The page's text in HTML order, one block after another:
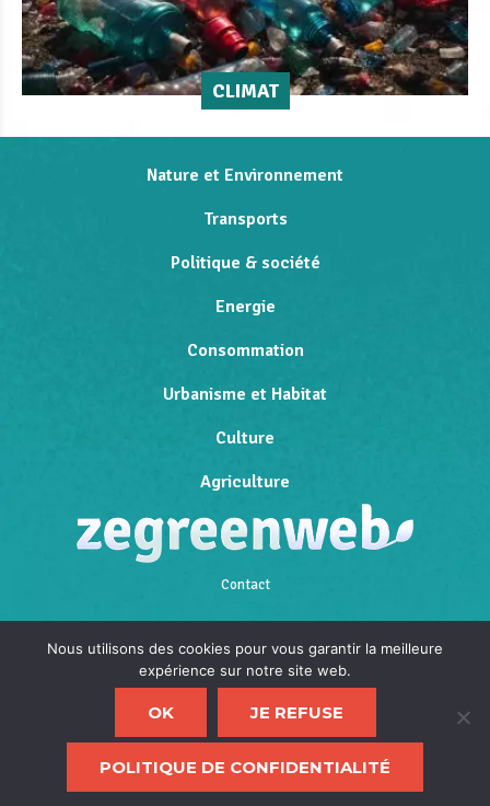
CLIMAT
Nature et Environnement
Transports
Politique & société
Energie
Consommation
Urbanisme et Habitat
Culture
Agriculture
Contact
Mentions légales
Politique de confidentialité
Nous utilisons des cookies pour vous garantir la meilleure
expérience sur notre site web.
OK JE REFUSE
POLITIQUE DE CONFIDENTIALITÉ